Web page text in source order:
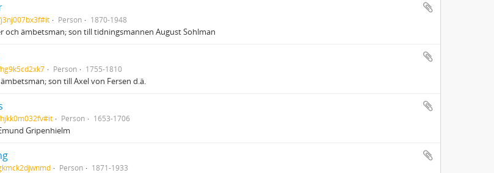
Person 1870-1948
och ämbetsman; son till tidningsmannen August Sohlman
Person 1755-1810
son till Axel von Fersen d.ä.
Person 1653-1706
Gripenhielm
Person 1871-1933